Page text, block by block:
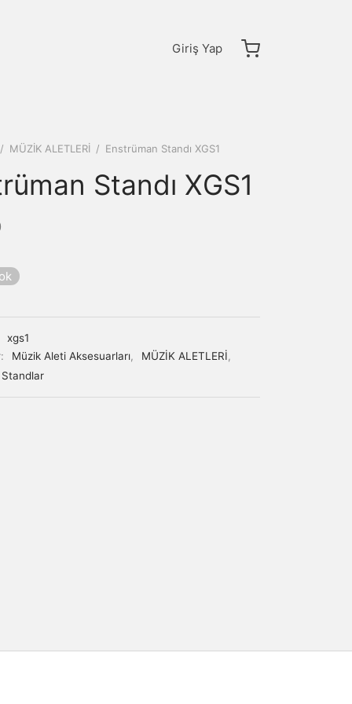
Giriş Yap
/ MÜZİK ALETLERİ / Enstrüman Standı XGS1
Standı XGS1
xgs1
Müzik Aleti Aksesuarları, MÜZİK ALETLERİ,